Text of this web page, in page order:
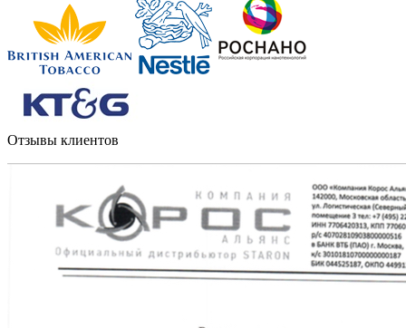
Отзывы клиентов